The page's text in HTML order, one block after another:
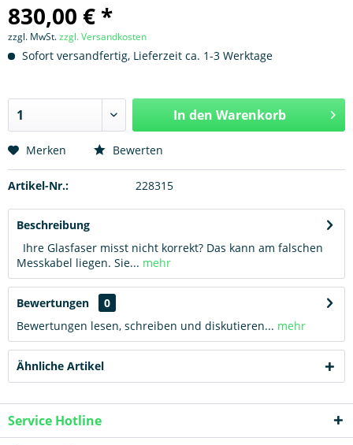
830,00 € *
zzgl. MwSt.zzgl. Versandkosten
Sofort versandfertig, Lieferzeit ca. 1-3 Werktage
In den Warenkorb
Merken Bewerten
Artikel-Nr.: 228315
Beschreibung
Ihre Glasfaser misst nicht korrekt? Das kann am falschen
Messkabel liegen. Sie... mehr
Bewertungen
0
Bewertungen lesen, schreiben und diskutieren... mehr
Ähnliche Artikel
Service Hotline